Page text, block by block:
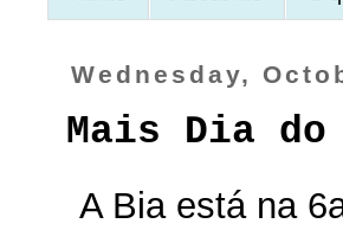
Wednesday,
Mais Dia
A Bia está na